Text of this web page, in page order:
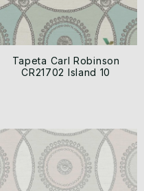
Tapeta Carl Robinson
CR21702 Island 10